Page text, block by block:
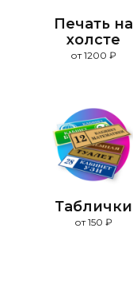
Печать на
холсте
от 1200 ₽
Таблички
от 150 ₽